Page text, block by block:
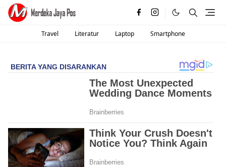
Travel Literatur Laptop Smartphone